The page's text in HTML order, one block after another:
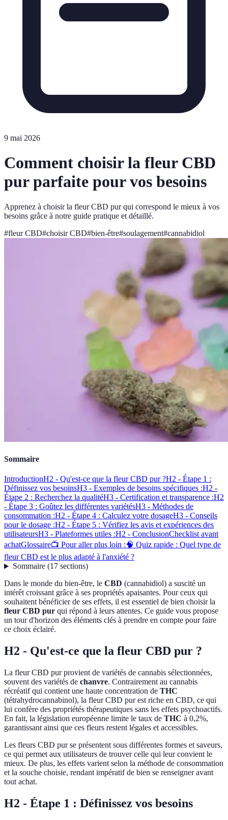
9 mai 2026
Comment choisir la fleur CBD
pur parfaite pour vos besoins
Apprenez à choisir la fleur CBD pur qui correspond le mieux à vos
besoins grâce à notre guide pratique et détaillé.
#fleur CBD#choisir CBD#bien-être#soulagement#cannabidiol
Sommaire
IntroductionH2 - Qu'est-ce que la fleur CBD pur ?H2 - Étape 1 :
Définissez vos besoinsH3 - Exemples de besoins spécifiques :H2 -
Étape 2 : Recherchez la qualitéH3 - Certification et transparence :H2
- Étape 3 : Goûtez les différentes variétésH3 - Méthodes de
consommation :H2 - Étape 4 : Calculez votre dosageH3 - Conseils
pour le dosage :H2 - Étape 5 : Vérifiez les avis et expériences des
utilisateursH3 - Plateformes utiles :H2 - ConclusionChecklist avant
achatGlossaire📺 Pour aller plus loin :🧠 Quiz rapide : Quel type de
fleur CBD est le plus adapté à l'anxiété ?
Sommaire(17 sections)
Dans le monde du bien-être, le CBD (cannabidiol) a suscité un
intérêt croissant grâce à ses propriétés apaisantes. Pour ceux qui
souhaitent bénéficier de ses effets, il est essentiel de bien choisir la
fleur CBD pur qui répond à leurs attentes. Ce guide vous propose
un tour d'horizon des éléments clés à prendre en compte pour faire
ce choix éclairé.
H2 - Qu'est-ce que la fleur CBD pur ?
La fleur CBD pur provient de variétés de cannabis sélectionnées,
souvent des variétés de chanvre. Contrairement au cannabis
récréatif qui contient une haute concentration de THC
(tétrahydrocannabinol), la fleur CBD pur est riche en CBD, ce qui
lui confère des propriétés thérapeutiques sans les effets psychoactifs.
En fait, la législation européenne limite le taux de THC à 0,2%,
garantissant ainsi que ces fleurs restent légales et accessibles.
Les fleurs CBD pur se présentent sous différentes formes et saveurs,
ce qui permet aux utilisateurs de trouver celle qui leur convient le
mieux. De plus, les effets varient selon la méthode de consommation
et la souche choisie, rendant impératif de bien se renseigner avant
tout achat.
H2 - Étape 1 : Définissez vos besoins